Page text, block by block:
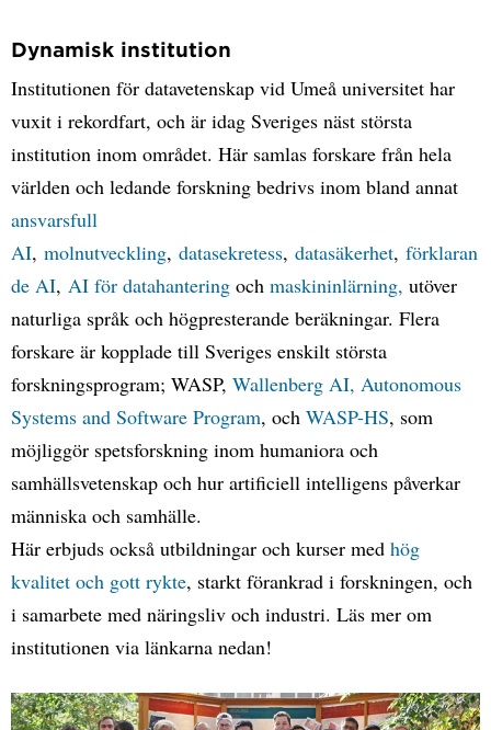
Dynamisk institution
Institutionen för datavetenskap vid Umeå universitet har
vuxit i rekordfart, och är idag Sveriges näst största
institution inom området. Här samlas forskare från hela
världen och ledande forskning bedrivs inom bland annat
ansvarsfull
AI, molnutveckling, datasekretess, datasäkerhet, förklaran
de AI, AI för datahantering och maskininlärning, utöver
naturliga språk och högpresterande beräkningar. Flera
forskare är kopplade till Sveriges enskilt största
forskningsprogram; WASP, Wallenberg AI, Autonomous
Systems and Software Program, och WASP-HS, som
möjliggör spetsforskning inom humaniora och
samhällsvetenskap och hur artificiell intelligens påverkar
människa och samhälle.
Här erbjuds också utbildningar och kurser med hög
kvalitet och gott rykte, starkt förankrad i forskningen, och
i samarbete med näringsliv och industri. Läs mer om
institutionen via länkarna nedan!